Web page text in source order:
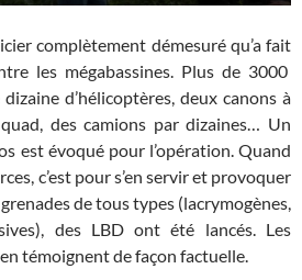
complètement démesuré qu’a fait
les mégabassines. Plus de 3000
d’hélicoptères, deux canons à
des camions par dizaines… Un
est évoqué pour l’opération. Quand
c’est pour s’en servir et provoquer
de tous types (lacrymogènes,
des LBD ont été lancés. Les
témoignent de façon factuelle.